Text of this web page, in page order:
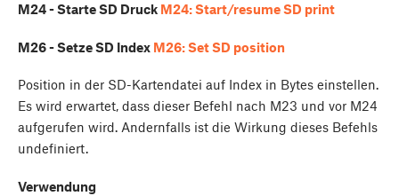
M24 - Starte SD Druck M24: Start/resume SD print
M26 - Setze SD Index M26: Set SD position
Position in der SD-Kartendatei auf Index in Bytes einstellen.
Es wird erwartet, dass dieser Befehl nach M23 und vor M24
aufgerufen wird. Andernfalls ist die Wirkung dieses Befehls
undefiniert.
Verwendung